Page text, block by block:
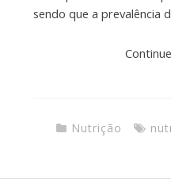
sendo que a prevalência
Nutrição